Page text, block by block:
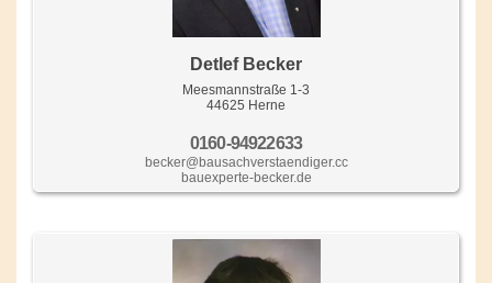
Detlef Becker
Meesmannstraße 1-3
44625 Herne
0160-94922633
becker@bausachverstaendiger.cc
bauexperte-becker.de